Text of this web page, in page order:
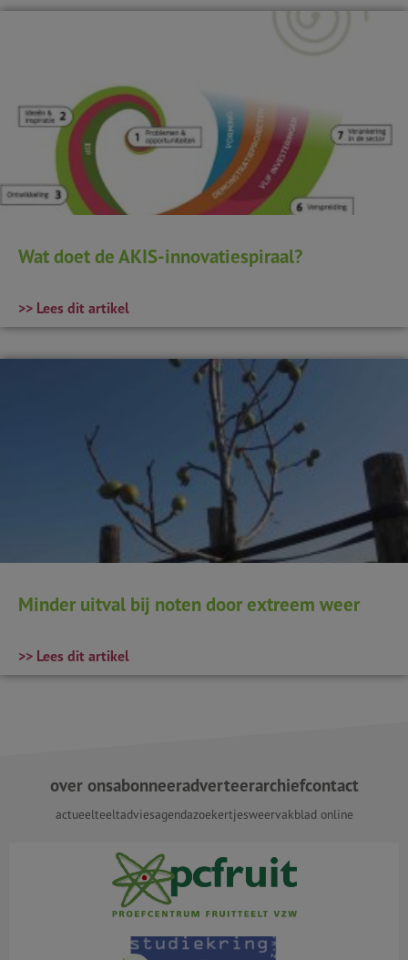
Wat doet de AKIS-innovatiespiraal?
>> Lees dit artikel
Minder uitval bij noten door extreem weer
>> Lees dit artikel
over onsabonneeradverteerarchiefcontact
actueelteeltadviesagendazoekertjesweervakblad online